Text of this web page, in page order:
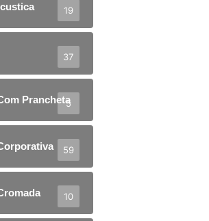
19
37
Prancheta
5
59
10